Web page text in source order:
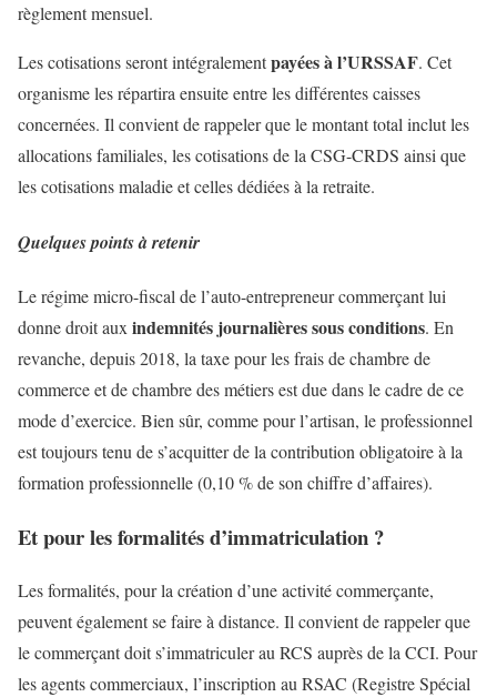
règlement mensuel.
Les cotisations seront intégralementpayées à l’URSSAF. Cet
organisme les répartira ensuite entre les différentes caisses
concernées. Il convient de rappeler que le montant total inclut les
allocations familiales, les cotisations de la CSG-CRDS ainsi que
les cotisations maladie et celles dédiées à la retraite.
Quelques points à retenir
Le régime micro-fiscal de l’auto-entrepreneur commerçant lui
donne droit aux indemnités journalières sous conditions. En
revanche, depuis 2018, la taxe pour les frais de chambre de
commerce et de chambre des métiers est due dans le cadre de ce
mode d’exercice. Bien sûr, comme pour l’artisan, le professionnel
est toujours tenu de s’acquitter de la contribution obligatoire à la
formation professionnelle (0,10 % de son chiffre d’affaires).
Et pour les formalités d’immatriculation ?
Les formalités, pour la création d’une activité commerçante,
peuvent également se faire à distance. Il convient de rappeler que
le commerçant doit s’immatriculer au RCS auprès de la CCI. Pour
les agents commerciaux, l’inscription au RSAC (Registre Spécial